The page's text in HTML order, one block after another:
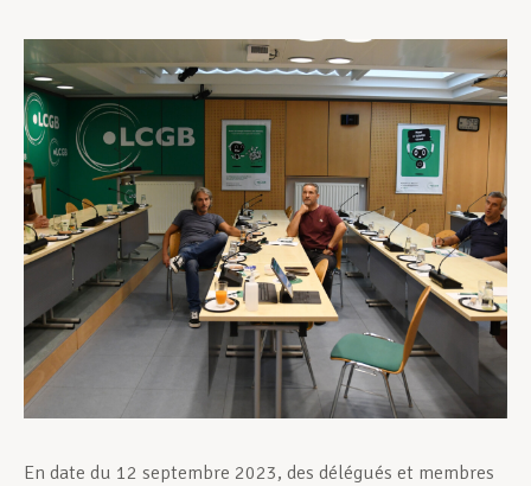
Assistance en vie privée
Développement professionnel
Devenir Membre
Actualités
En date du 12 septembre 2023, des délégués et membres